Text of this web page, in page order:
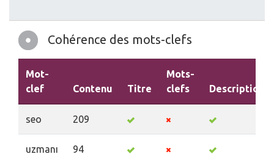
Cohérence des mots-clefs
Mot-
clef
Contenu Titre
Mots-
clefs
Description
seo 209
uzmanı 94